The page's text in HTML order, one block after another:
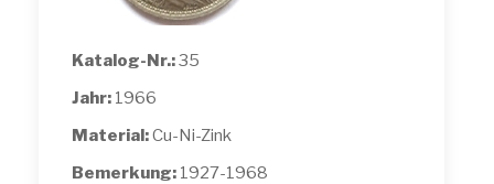
Katalog-Nr.:35
Jahr: 1966
Material:Cu-Ni-Zink
Bemerkung: 1927-1968